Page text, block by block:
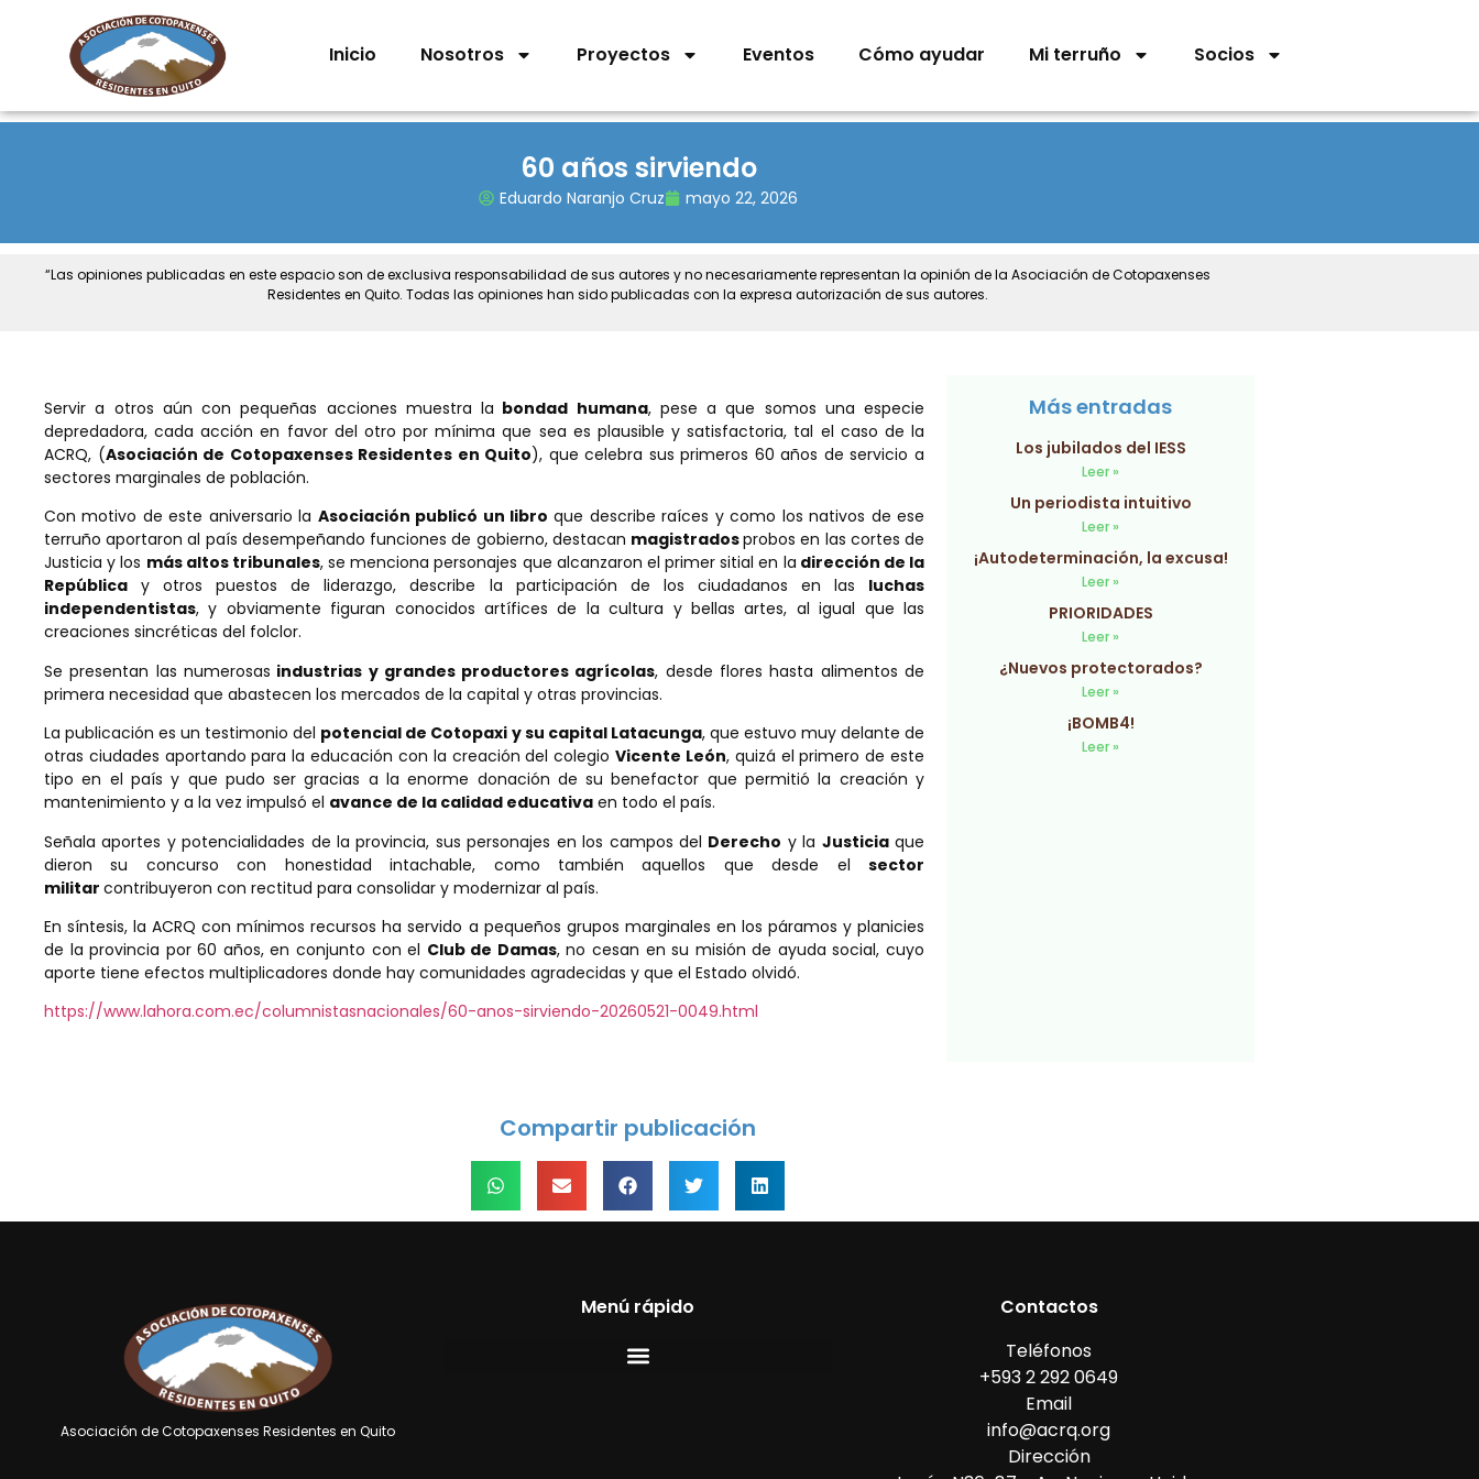
Inicio Nosotros Proyectos Eventos Cómo ayudar Mi terruño Socios
60 años sirviendo
Eduardo Naranjo Cruz mayo 22, 2026
“Las opiniones publicadas en este espacio son de exclusiva responsabilidad de sus autores y no necesariamente representan la opinión de la Asociación de Cotopaxenses
Residentes en Quito. Todas las opiniones han sido publicadas con la expresa autorización de sus autores.
Servir a otros aún con pequeñas acciones muestra la bondad humana, pese a que somos una especie
depredadora, cada acción en favor del otro por mínima que sea es plausible y satisfactoria, tal el caso de la
ACRQ, (Asociación de Cotopaxenses Residentes en Quito), que celebra sus primeros 60 años de servicio a
sectores marginales de población.
Con motivo de este aniversario la Asociación publicó un libro que describe raíces y como los nativos de ese
terruño aportaron al país desempeñando funciones de gobierno, destacan magistradosprobos en las cortes de
Justicia y los más altos tribunales, se menciona personajes que alcanzaron el primer sitial en la dirección de la
República y otros puestos de liderazgo, describe la participación de los ciudadanos en las luchas
independentistas, y obviamente figuran conocidos artífices de la cultura y bellas artes, al igual que las
creaciones sincréticas del folclor.
Se presentan las numerosas industrias y grandes productores agrícolas, desde flores hasta alimentos de
primera necesidad que abastecen los mercados de la capital y otras provincias.
La publicación es un testimonio del potencial de Cotopaxi y su capital Latacunga, que estuvo muy delante de
otras ciudades aportando para la educación con la creación del colegioVicente León, quizá el primero de este
tipo en el país y que pudo ser gracias a la enorme donación de su benefactor que permitió la creación y
mantenimiento y a la vez impulsó el avance de la calidad educativa en todo el país.
Señala aportes y potencialidades de la provincia, sus personajes en los campos del Derecho y la Justiciaque
dieron su concurso con honestidad intachable, como también aquellos que desde el sector
militar contribuyeron con rectitud para consolidar y modernizar al país.
En síntesis, la ACRQ con mínimos recursos ha servido a pequeños grupos marginales en los páramos y planicies
de la provincia por 60 años, en conjunto con el Club de Damas, no cesan en su misión de ayuda social, cuyo
aporte tiene efectos multiplicadores donde hay comunidades agradecidas y que el Estado olvidó.
https://www.lahora.com.ec/columnistasnacionales/60-anos-sirviendo-20260521-0049.html
Más entradas
Los jubilados del IESS
Leer »
Un periodista intuitivo
Leer »
¡Autodeterminación, la excusa!
Leer »
PRIORIDADES
Leer »
¿Nuevos protectorados?
Leer »
¡BOMB4!
Leer »
Compartir publicación
Asociación de Cotopaxenses Residentes en Quito
Menú rápido
Contactos
Teléfonos
+593 2 292 0649
Email
info@acrq.org
Dirección